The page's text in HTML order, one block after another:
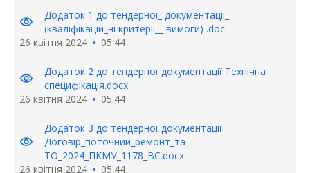
visibility
Додаток 1 до тендерноі_ документаціі_
(кваліфікаціи_ні критеріі__ вимоги) .doc
26 квітня 2024
05:44
visibility
Додаток 2 до тендерної документації Технічна
специфікація.docx
26 квітня 2024
05:44
visibility
Додаток 3 до тендерної документації
Договір_поточний_ремонт_та
ТО_2024_ПКМУ_1178_ВС.docx
26 квітня 2024
05:44